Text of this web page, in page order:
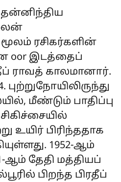
ரசிகர்களின்
oor இடத்தைப்
ராவத் காலமானார்.
புற்றுநோயிலிருந்து
மீண்டும் பாதிப்பு
உயிர் பிரிந்ததாக
1952-ஆம்
தேதி மத்தியப்
பிறந்த பிரதீப்